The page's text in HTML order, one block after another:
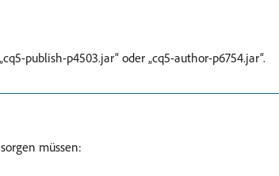
publish-p4503.jar“ oder „cq5-author-p6754.jar“.
müssen: